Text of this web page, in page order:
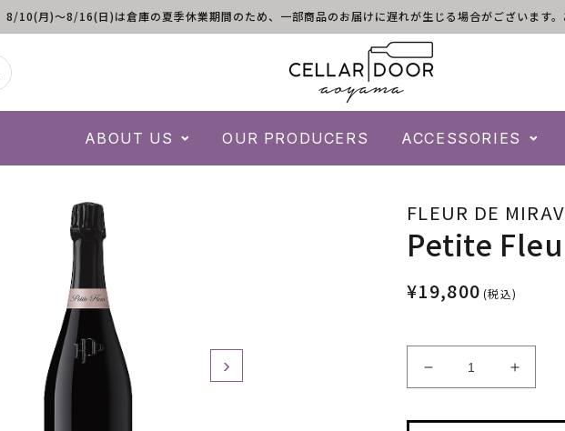
8/10(月)～8/16(日)は倉庫の夏季休業期間のため、一部商品のお届けに遅れが生じる場合がございます
ABOUT US OUR PRODUCERS ACCESSORIES
›
FLEUR DE
Petite
¥19,800 (税込)
Decrease
quantity